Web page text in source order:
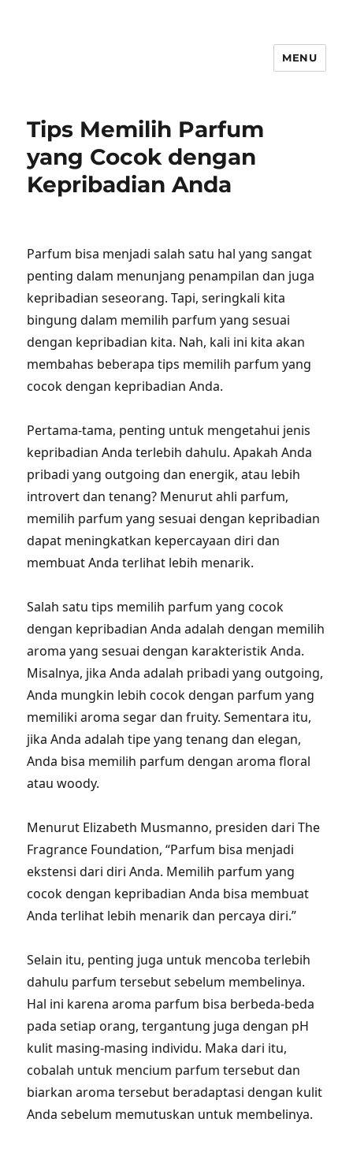
MENU
Tips Memilih Parfum
yang Cocok dengan
Kepribadian Anda
Parfum bisa menjadi salah satu hal yang sangat
penting dalam menunjang penampilan dan juga
kepribadian seseorang. Tapi, seringkali kita
bingung dalam memilih parfum yang sesuai
dengan kepribadian kita. Nah, kali ini kita akan
membahas beberapa tips memilih parfum yang
cocok dengan kepribadian Anda.
Pertama-tama, penting untuk mengetahui jenis
kepribadian Anda terlebih dahulu. Apakah Anda
pribadi yang outgoing dan energik, atau lebih
introvert dan tenang? Menurut ahli parfum,
memilih parfum yang sesuai dengan kepribadian
dapat meningkatkan kepercayaan diri dan
membuat Anda terlihat lebih menarik.
Salah satu tips memilih parfum yang cocok
dengan kepribadian Anda adalah dengan memilih
aroma yang sesuai dengan karakteristik Anda.
Misalnya, jika Anda adalah pribadi yang outgoing,
Anda mungkin lebih cocok dengan parfum yang
memiliki aroma segar dan fruity. Sementara itu,
jika Anda adalah tipe yang tenang dan elegan,
Anda bisa memilih parfum dengan aroma floral
atau woody.
Menurut Elizabeth Musmanno, presiden dari The
Fragrance Foundation, “Parfum bisa menjadi
ekstensi dari diri Anda. Memilih parfum yang
cocok dengan kepribadian Anda bisa membuat
Anda terlihat lebih menarik dan percaya diri.”
Selain itu, penting juga untuk mencoba terlebih
dahulu parfum tersebut sebelum membelinya.
Hal ini karena aroma parfum bisa berbeda-beda
pada setiap orang, tergantung juga dengan pH
kulit masing-masing individu. Maka dari itu,
cobalah untuk mencium parfum tersebut dan
biarkan aroma tersebut beradaptasi dengan kulit
Anda sebelum memutuskan untuk membelinya.